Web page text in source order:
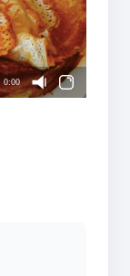
0:00